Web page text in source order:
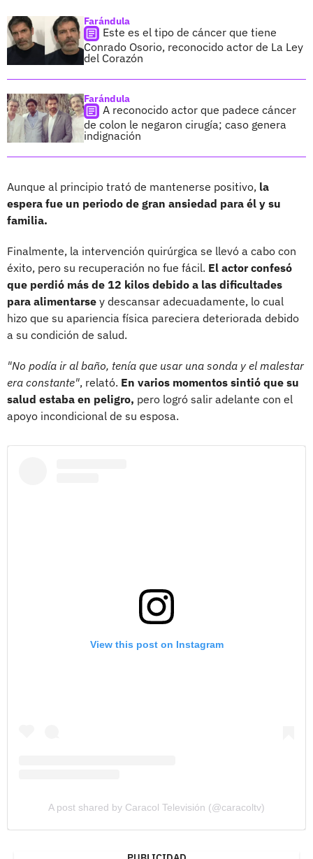
Farándula
Este es el tipo de cáncer que tiene
Conrado Osorio, reconocido actor de La Ley
del Corazón
Farándula
A reconocido actor que padece cáncer
de colon le negaron cirugía; caso genera
indignación
Aunque al principio trató de mantenerse positivo, la
espera fue un periodo de gran ansiedad para él y su
familia.
Finalmente, la intervención quirúrgica se llevó a cabo con
éxito, pero su recuperación no fue fácil. El actor confesó
que perdió más de 12 kilos debido a las dificultades
para alimentarse y descansar adecuadamente, lo cual
hizo que su apariencia física pareciera deteriorada debido
a su condición de salud.
"No podía ir al baño, tenía que usar una sonda y el malestar
era constante", relató. En varios momentos sintió que su
salud estaba en peligro, pero logró salir adelante con el
apoyo incondicional de su esposa.
View this post on Instagram
A post shared by Caracol Televisión (@caracoltv)